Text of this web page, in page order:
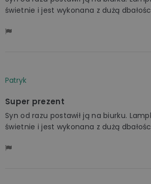
świetnie i jest wykonana z dużą
Patryk
Super prezent
Syn od razu postawił ją na biurku.
świetnie i jest wykonana z dużą